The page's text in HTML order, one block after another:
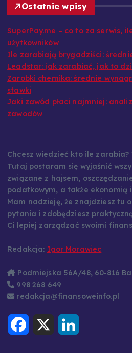
Ostatnie wpisy
SuperPay.me – co to za serwis,
użytkowników
Ile zarabiają brygadziści:
Leadstar: jak zarabiać, jak to
Zarobki chemika: średnie
stawki
Jaki zawód płaci najmniej:
zawodów
Chcesz wiedzieć kto ile
Tutaj postaram się wyjaśnić
związane z hajsem,
podatkowym, a także ekonomią
Mam nadzieję, że znajdziesz tu
pytania i zdobędziesz
Ci lepiej zarządzać swoimi
Redakcja: Igor Morawiec
Podmiejska 56A/48, 60-816
998 268 649
redakcja@finansoweinfo.pl
X